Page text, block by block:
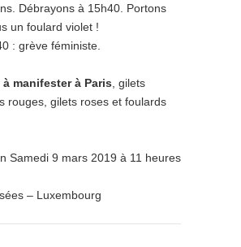
Débrayons à 15h40. Portons
un foulard violet !
: grève féministe.
à manifester à Paris , gilets
rouges, gilets roses et foulards
Samedi 9 mars 2019 à 11 heures
– Luxembourg